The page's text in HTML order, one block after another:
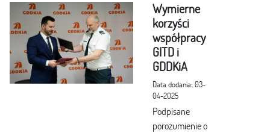
Wymierne
korzyści
współpracy
GITD i
GDDKiA
Data dodania: 03-
04-2025
Podpisane
porozumienie o